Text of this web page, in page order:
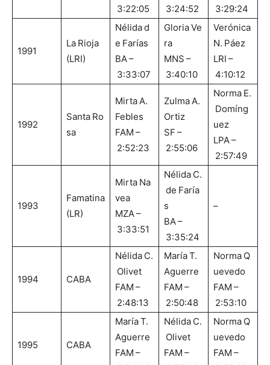
3:22:05
3:24:52
3:29:24
1991
La Rioja
(LRI)
Nélida d
e Farías
BA –
3:33:07
Gloria Ve
ra
MNS –
3:40:10
Verónica
N. Páez
LRI –
4:10:12
1992
Santa Ro
sa
Mirta A.
Febles
FAM –
2:52:23
Zulma A.
Ortiz
SF –
2:55:06
Norma E.
Domíng
uez
LPA –
2:57:49
1993
Famatina
(LR)
Mirta Na
vea
MZA –
3:33:51
Nélida C.
de Faría
s
BA –
3:35:24
–
1994 CABA
Nélida C.
Olivet
FAM –
2:48:13
María T.
Aguerre
FAM –
2:50:48
Norma Q
uevedo
FAM –
2:53:10
1995 CABA
María T.
Aguerre
FAM –
Nélida C.
Olivet
FAM –
Norma Q
uevedo
FAM –